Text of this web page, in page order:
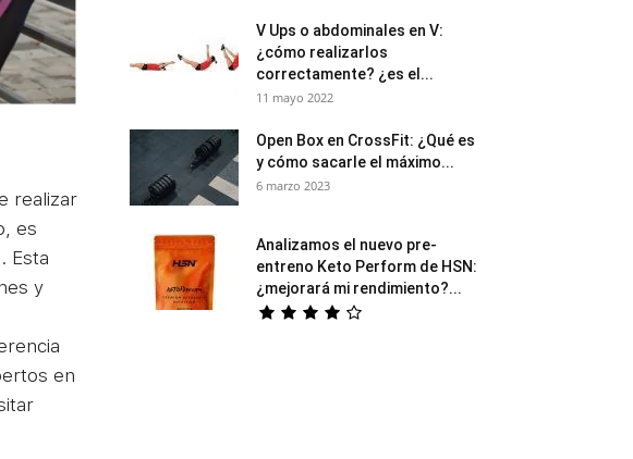
realizar
es
Esta
y
en
V Ups o abdominales en V:
¿cómo realizarlos
correctamente? ¿es el...
11 mayo 2022
Open Box en CrossFit: ¿Qué es
y cómo sacarle el máximo...
6 marzo 2023
Analizamos el nuevo pre-
entreno Keto Perform de HSN:
¿mejorará mi rendimiento?...